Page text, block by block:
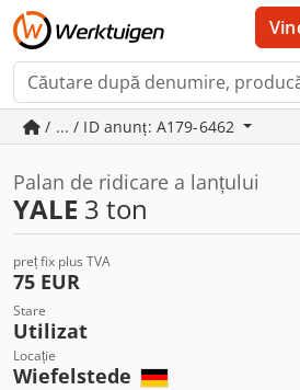
/ ... / ID anunț: A179-6462
Palan de ridicare a lanțului
YALE 3 ton
preț fix plus TVA
75 EUR
Stare
Utilizat
Locație
Wiefelstede